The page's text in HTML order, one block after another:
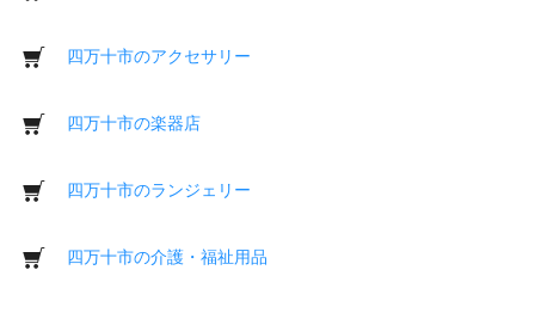
四万十市のアクセサリー
四万十市の楽器店
四万十市のランジェリー
四万十市の介護・福祉用品